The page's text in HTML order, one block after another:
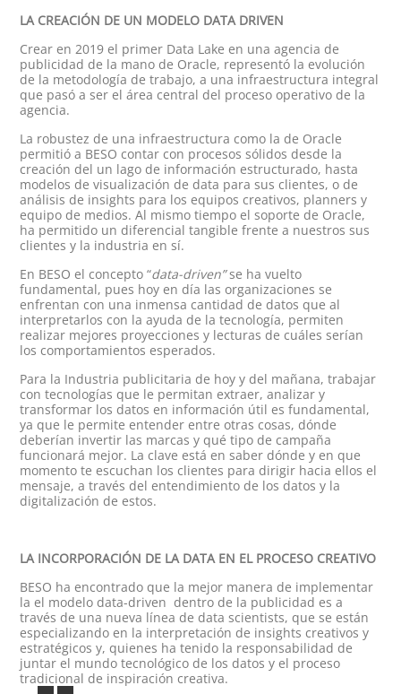
LA CREACIÓN DE UN MODELO DATA DRIVEN
Crear en 2019 el primer Data Lake en una agencia de
publicidad de la mano de Oracle, representó la evolución
de la metodología de trabajo, a una infraestructura integral
que pasó a ser el área central del proceso operativo de la
agencia.
La robustez de una infraestructura como la de Oracle
permitió a BESO contar con procesos sólidos desde la
creación del un lago de información estructurado, hasta
modelos de visualización de data para sus clientes, o de
análisis de insights para los equipos creativos, planners y
equipo de medios. Al mismo tiempo el soporte de Oracle,
ha permitido un diferencial tangible frente a nuestros sus
clientes y la industria en sí.
En BESO el concepto “data-driven”se ha vuelto
fundamental, pues hoy en día las organizaciones se
enfrentan con una inmensa cantidad de datos que al
interpretarlos con la ayuda de la tecnología, permiten
realizar mejores proyecciones y lecturas de cuáles serían
los comportamientos esperados.
Para la Industria publicitaria de hoy y del mañana, trabajar
con tecnologías que le permitan extraer, analizar y
transformar los datos en información útil es fundamental,
ya que le permite entender entre otras cosas, dónde
deberían invertir las marcas y qué tipo de campaña
funcionará mejor. La clave está en saber dónde y en que
momento te escuchan los clientes para dirigir hacia ellos el
mensaje, a través del entendimiento de los datos y la
digitalización de estos.
LA INCORPORACIÓN DE LA DATA EN EL PROCESO CREATIVO
BESO ha encontrado que la mejor manera de implementar
la el modelo data-driven dentro de la publicidad es a
través de una nueva línea de data scientists, que se están
especializando en la interpretación de insights creativos y
estratégicos y, quienes ha tenido la responsabilidad de
juntar el mundo tecnológico de los datos y el proceso
tradicional de inspiración creativa.